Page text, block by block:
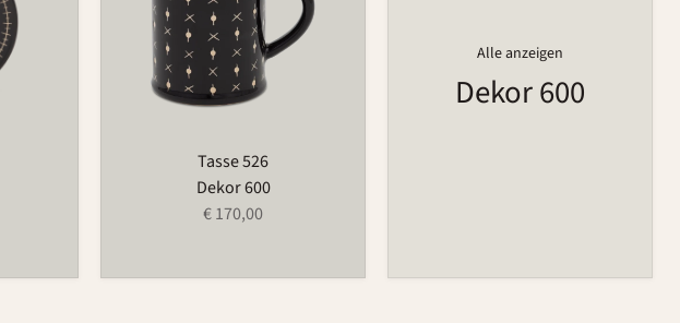
Tasse 526
Dekor 600
€ 170,00
Alle anzeigen
Dekor 600